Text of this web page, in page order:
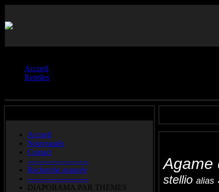
Accueil
Reptiles
Accueil
Nouveautés
Contact
-------------------------
Recherche avancée
-------------------------
DIAPORAMA.PAR.THEMES
stellio alias